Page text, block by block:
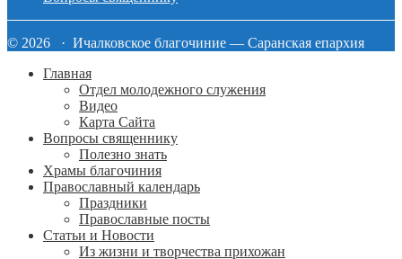
© 2026 · Ичалковское благочиние — Саранская епархия
Главная
Отдел молодежного служения
Видео
Карта Сайта
Вопросы священнику
Полезно знать
Храмы благочиния
Православный календарь
Праздники
Православные посты
Статьи и Новости
Из жизни и творчества прихожан